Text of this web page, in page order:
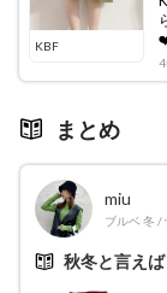
KBF
まとめ
miu
ブルベ 冬 /
秋冬と言えば